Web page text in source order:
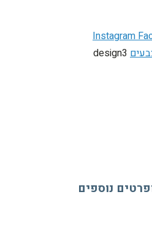
Instagram
design3
נוספים